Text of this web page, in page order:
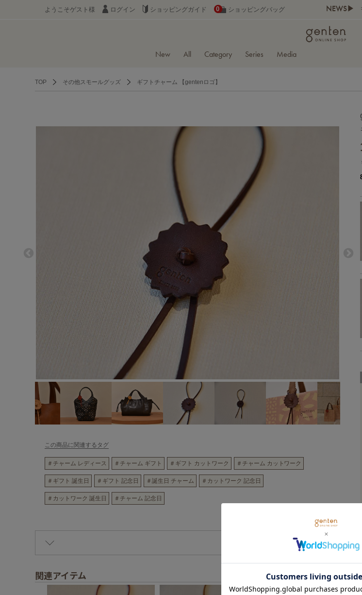
ようこそゲスト様 ログイン ショッピングガイド ショッピングバッグ
0 NEWS▶
New All Category Series Media
TOP その他スモールグッズ ギフトチャーム 【gentenロゴ】
この商品に関連するタグ
＃チャーム レディース ＃チャーム ギフト ＃ギフト カットワーク ＃チャーム カットワーク
＃ギフト 誕生日 ＃ギフト 記念日 ＃誕生日 チャーム ＃カットワーク 記念日
＃カットワーク 誕生日 ＃チャーム 記念日
革に関する注意点
関連アイテム